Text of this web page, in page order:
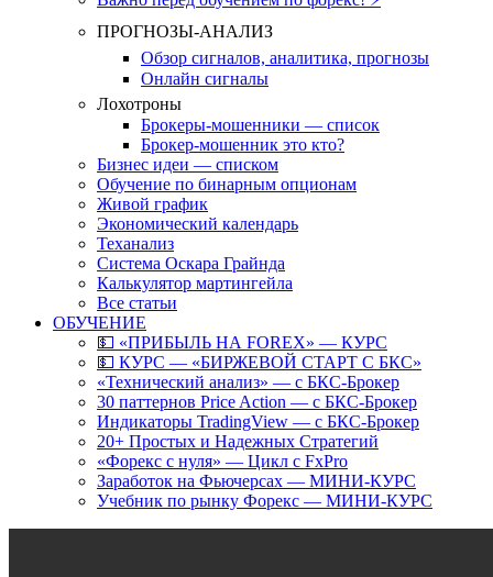
ПРОГНОЗЫ-АНАЛИЗ
Обзор сигналов, аналитика, прогнозы
Онлайн сигналы
Лохотроны
Брокеры-мошенники — список
Брокер-мошенник это кто?
Бизнес идеи — списком
Обучение по бинарным опционам
Живой график
Экономический календарь
Теханализ
Система Оскара Грайнда
Калькулятор мартингейла
Все статьи
ОБУЧЕНИЕ
💵 «ПРИБЫЛЬ НА FOREX» — КУРС
💵 КУРС — «БИРЖЕВОЙ СТАРТ С БКС»
«Технический анализ» — с БКС-Брокер
30 паттернов Price Action — с БКС-Брокер
Индикаторы TradingView — с БКС-Брокер
20+ Простых и Надежных Стратегий
«Форекс с нуля» — Цикл с FxPro
Заработок на Фьючерсах — МИНИ-КУРС
Учебник по рынку Форекс — МИНИ-КУРС